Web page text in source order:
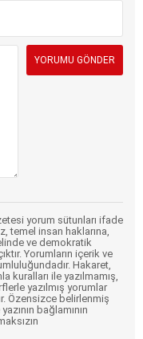
yorum sütunları ifade
temel insan haklarına,
ve demokratik
Yorumların içerik ve
Hakaret,
kuralları ile yazılmamış,
yazılmış yorumlar
Özensizce belirlenmiş
bağlamının